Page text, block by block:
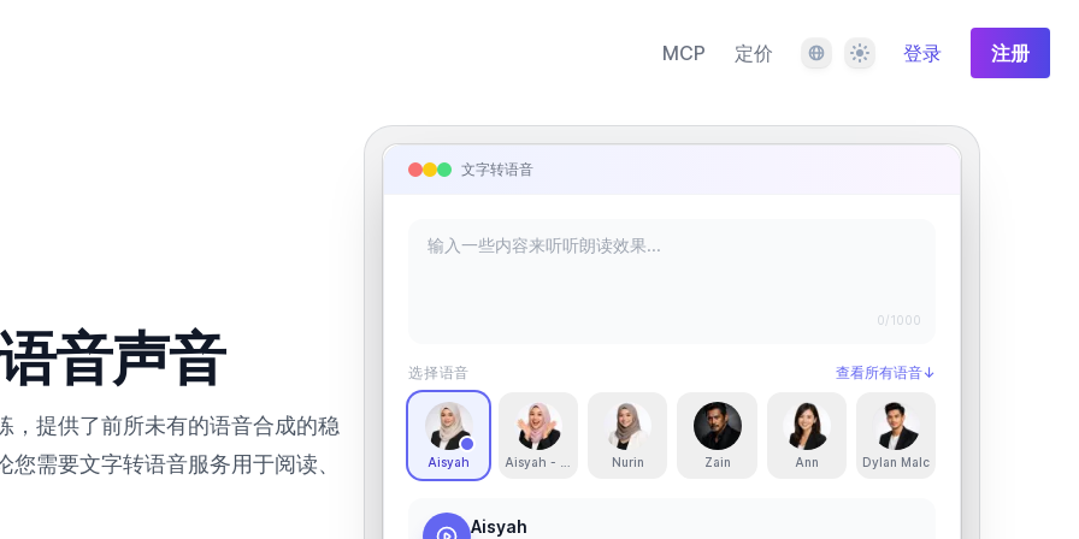
MCP 定价 语言 主题 登录 注册
音声音
，提供了前所未有的语音合成的稳
需要文字转语音服务用于阅读、
文字转语音
0/1000
选择语音 查看所有语音↓
Aisyah Aisyah - AnimatedNurin Zain Ann Dylan Malc
Aisyah